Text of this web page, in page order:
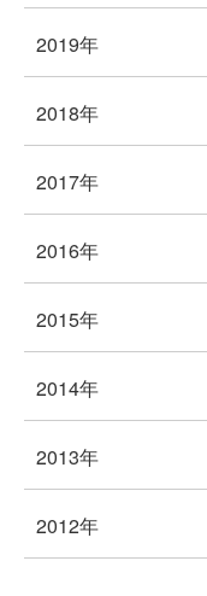
2019年
2018年
2017年
2016年
2015年
2014年
2013年
2012年